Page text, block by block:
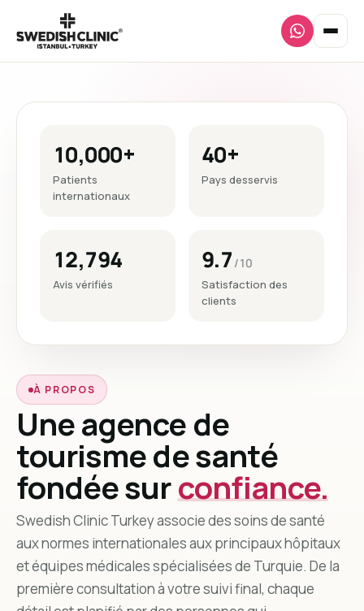
À PROPOS
Une agence de
tourisme de santé
fondée surconfiance.
Swedish Clinic Turkey associe des soins de santé
aux normes internationales aux principaux hôpitaux
et équipes médicales spécialisées de Turquie. De la
première consultation à votre suivi final, chaque
10,000+
Patients
internationaux
40+
Pays desservis
12,794
Avis vérifiés
9.7 /10
Satisfaction des
clients